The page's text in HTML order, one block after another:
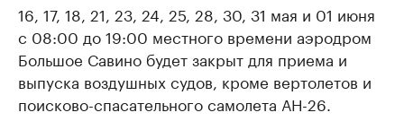
16, 17, 18, 21, 23, 24, 25, 28, 30, 31 мая и 01 июня
с 08:00 до 19:00 местного времени аэродром
Большое Савино будет закрыт для приема и
выпуска воздушных судов, кроме вертолетов и
поисково-спасательного самолета АН-26.